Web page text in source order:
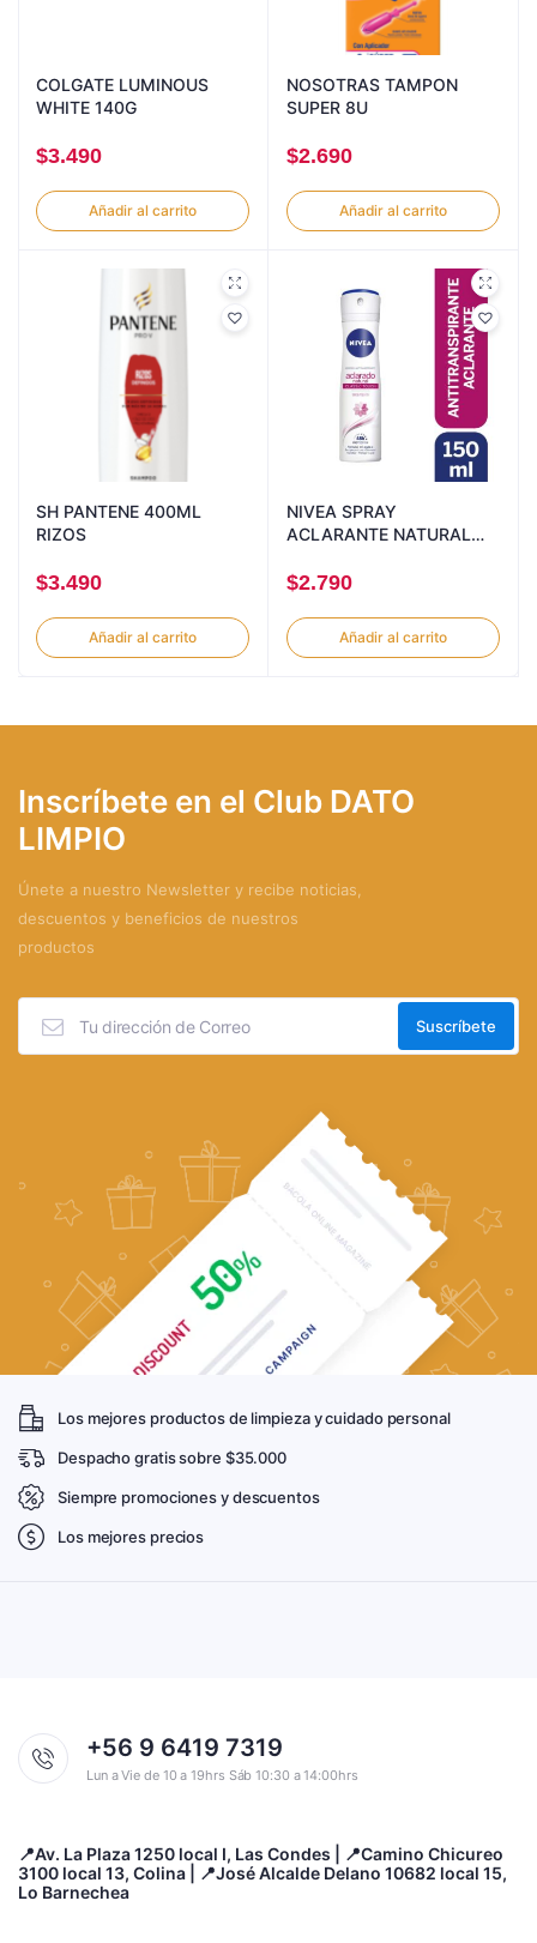
COLGATE LUMINOUS
WHITE 140G
$3.490
Añadir al carrito
NOSOTRAS TAMPON
SUPER 8U
$2.690
Añadir al carrito
SH PANTENE 400ML
RIZOS
$3.490
Añadir al carrito
NIVEA SPRAY
ACLARANTE NATURAL
$2.790
Añadir al carrito
Inscríbete en el Club DATO
LIMPIO
Únete a nuestro Newsletter y recibe noticias,
descuentos y beneficios de nuestros
productos
Los mejores productos de limpieza y cuidado personal
Despacho gratis sobre $35.000
Siempre promociones y descuentos
Los mejores precios
+56 9 6419 7319
Lun a Vie de 10 a 19hrs Sáb 10:30 a 14:00hrs
📍Av. La Plaza 1250 local I, Las Condes | 📍Camino Chicureo
3100 local 13, Colina | 📍José Alcalde Delano 10682 local 15,
Lo Barnechea